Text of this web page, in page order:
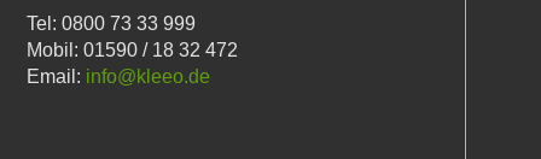
Tel: 0800 73 33 999
Mobil: 01590 / 18 32 472
Email: info@kleeo.de